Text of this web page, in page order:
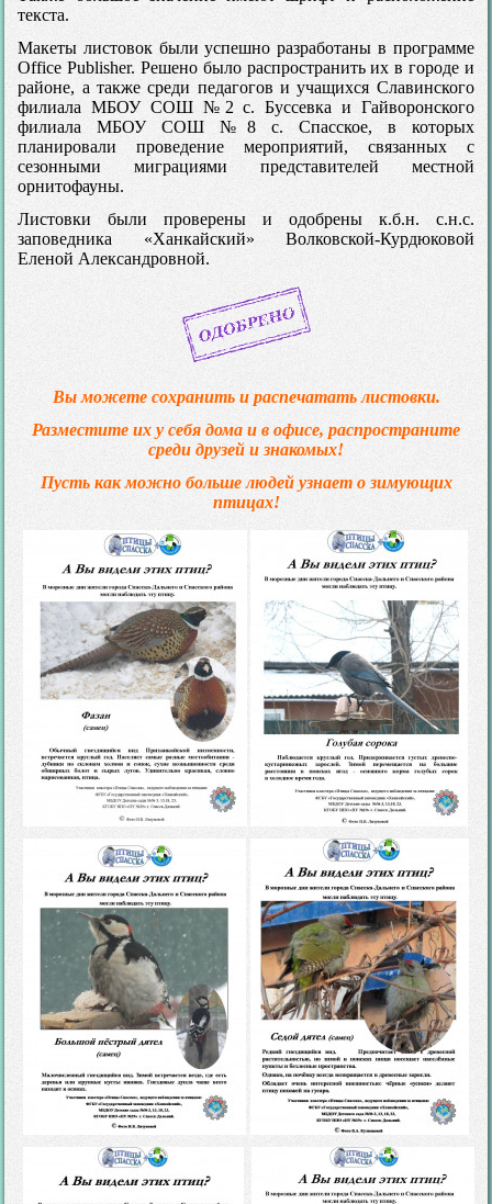
текста.
Макеты листовок были успешно разработаны в программе
Office Publisher. Решено было распространить их в городе и
районе, а также среди педагогов и учащихся Славинского
филиала МБОУ СОШ №2 с. Буссевка и Гайворонского
филиала МБОУ СОШ №8 с. Спасское, в которых
планировали проведение мероприятий, связанных с
сезонными миграциями представителей местной
орнитофауны.
Листовки были проверены и одобрены к.б.н. с.н.с.
заповедника «Ханкайский» Волковской-Курдюковой
Еленой Александровной.
Вы можете сохранить и распечатать листовки.
Разместите их у себя дома и в офисе, распространите
среди друзей и знакомых!
Пусть как можно больше людей узнает о зимующих
птицах!